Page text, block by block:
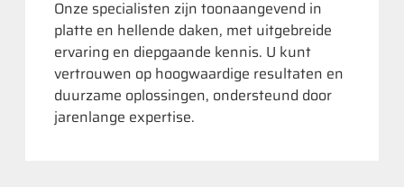
Onze specialisten zijn toonaangevend in
platte en hellende daken, met uitgebreide
ervaring en diepgaande kennis. U kunt
vertrouwen op hoogwaardige resultaten en
duurzame oplossingen, ondersteund door
jarenlange expertise.